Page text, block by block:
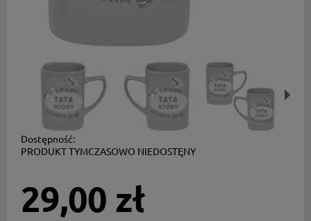
Dostępność:
PRODUKT TYMCZASOWO NIEDOSTĘNY
29,00 zł